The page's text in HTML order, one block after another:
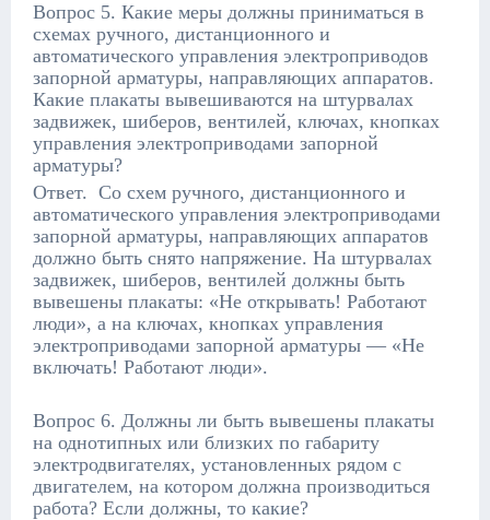
Вопрос 5. Какие меры должны приниматься в
схемах ручного, дистанционного и
автоматического управления электроприводов
запорной арматуры, направляющих аппаратов.
Какие плакаты вывешиваются на штурвалах
задвижек, шиберов, вентилей, ключах, кнопках
управления электроприводами запорной
арматуры?
Ответ. Со схем ручного, дистанционного и
автоматического управления электроприводами
запорной арматуры, направляющих аппаратов
должно быть снято напряжение. На штурвалах
задвижек, шиберов, вентилей должны быть
вывешены плакаты: «Не открывать! Работают
люди», а на ключах, кнопках управления
электроприводами запорной арматуры — «Не
включать! Работают люди».
Вопрос 6. Должны ли быть вывешены плакаты
на однотипных или близких по габариту
электродвигателях, установленных рядом с
двигателем, на котором должна производиться
работа? Если должны, то какие?